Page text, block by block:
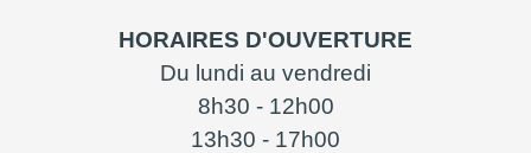
HORAIRES D'OUVERTURE
Du lundi au vendredi
8h30 - 12h00
13h30 - 17h00